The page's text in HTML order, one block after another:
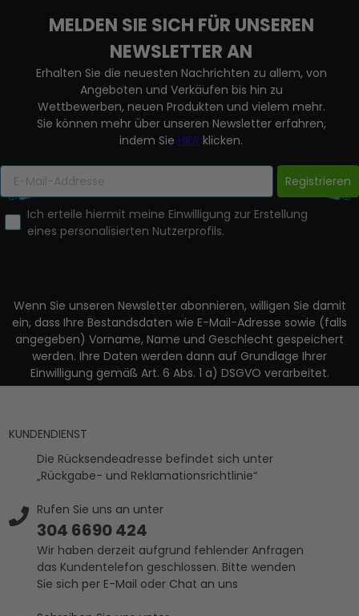
MELDEN SIE SICH FÜR UNSEREN
NEWSLETTER AN
Erhalten Sie die neuesten Nachrichten zu allem, von
Angeboten und Verkäufen bis hin zu
Wettbewerben, neuen Produkten und vielem mehr.
Sie können mehr über unseren Newsletter erfahren,
indem SieHIER klicken.
Registrieren
Ich erteile hiermit meine Einwilligung zur Erstellung
eines personalisierten Nutzerprofils.
Wenn Sie unseren Newsletter abonnieren, willigen Sie damit
ein, dass Ihre Bestandsdaten wie E-Mail-Adresse sowie (falls
angegeben) Vorname, Name und Geschlecht gespeichert
werden. Ihre Daten werden dann auf Grundlage Ihrer
Einwilligung gemäß Art. 6 Abs. 1 a) DSGVO verarbeitet.
KUNDENDIENST
Die Rücksendeadresse befindet sich unter
„Rückgabe- und Reklamationsrichtlinie“
Rufen Sie uns an unter
304 6690 424
Wir haben derzeit aufgrund fehlender Anfragen
das Kundentelefon geschlossen. Bitte wenden
Sie sich per E-Mail oder Chat an uns